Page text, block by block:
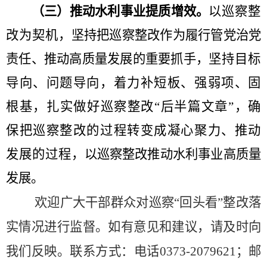
（三）推动水利事业提质增效。 以巡察整
改为契机， 坚持把巡察整改作为履行管党治党
责任、推动高质量发展的重要抓手， 坚持目标
导向、问题导向，着力补短板、强弱项、固
根基，扎实做好巡察整改“后半篇文章” ，确
保把巡察整改的过程转变成凝心聚力、推动
发展的过程，
以巡察整改推动水利事业高质量
发展。
欢迎广大干部群众对巡察“回头看”整改落
实情况进行监督。如有意见和建议，请及时向
我们反映。联系方式：电话0373-2079621；邮